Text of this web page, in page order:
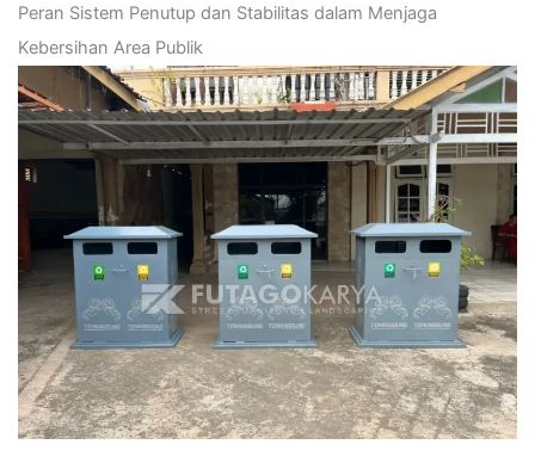
Peran Sistem Penutup dan Stabilitas dalam Menjaga
Kebersihan Area Publik